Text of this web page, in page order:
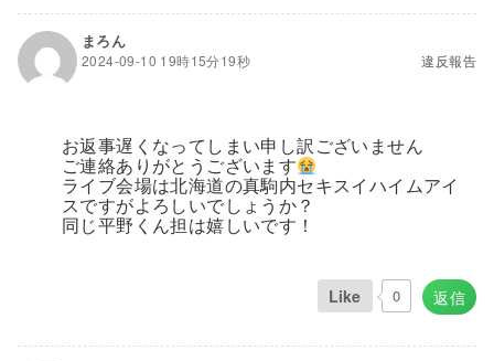
まろん
2024-09-10 19時15分19秒 違反報告
お返事遅くなってしまい申し訳ございません
ご連絡ありがとうございます
ライブ会場は北海道の真駒内セキスイハイムアイ
スですがよろしいでしょうか？
同じ平野くん担は嬉しいです！
返信
Like 0